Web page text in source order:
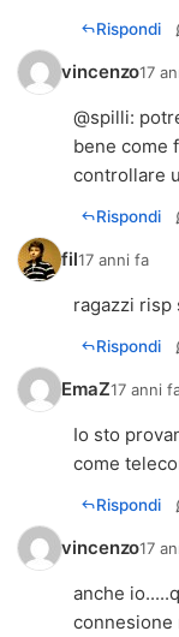
Rispondi
vincenzo17
@spilli:
bene come
controllare
Rispondi
fil17 anni fa
ragazzi risp
Rispondi
EmaZ17 anni
Io sto
come
Rispondi
vincenzo17
anche
connesione